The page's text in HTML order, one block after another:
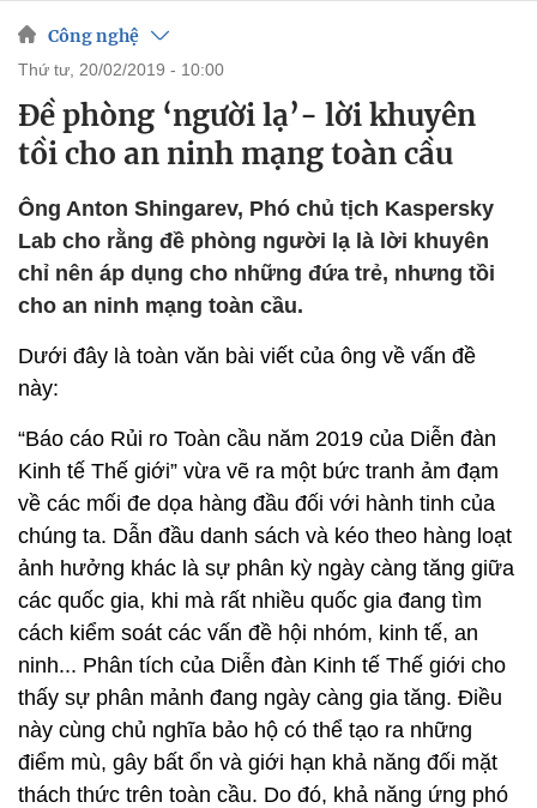
Công nghệ
thứ tư, 20/02/2019 - 10:00
Đề phòng ‘người lạ’- lời khuyên
tồi cho an ninh mạng toàn cầu
Ông Anton Shingarev, Phó chủ tịch Kaspersky
Lab cho rằng đề phòng người lạ là lời khuyên
chỉ nên áp dụng cho những đứa trẻ, nhưng tồi
cho an ninh mạng toàn cầu.
Dưới đây là toàn văn bài viết của ông về vấn đề
này:
“Báo cáo Rủi ro Toàn cầu năm 2019 của Diễn đàn
Kinh tế Thế giới” vừa vẽ ra một bức tranh ảm đạm
về các mối đe dọa hàng đầu đối với hành tinh của
chúng ta. Dẫn đầu danh sách và kéo theo hàng loạt
ảnh hưởng khác là sự phân kỳ ngày càng tăng giữa
các quốc gia, khi mà rất nhiều quốc gia đang tìm
cách kiểm soát các vấn đề hội nhóm, kinh tế, an
ninh... Phân tích của Diễn đàn Kinh tế Thế giới cho
thấy sự phân mảnh đang ngày càng gia tăng. Điều
này cùng chủ nghĩa bảo hộ có thể tạo ra những
điểm mù, gây bất ổn và giới hạn khả năng đối mặt
thách thức trên toàn cầu. Do đó, khả năng ứng phó